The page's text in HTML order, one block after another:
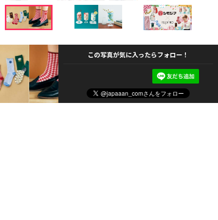
この写真が気に入ったらフォロー！